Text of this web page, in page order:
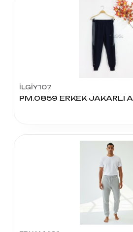
İLGİY107
PM.0859 ERKEK JAKARLI